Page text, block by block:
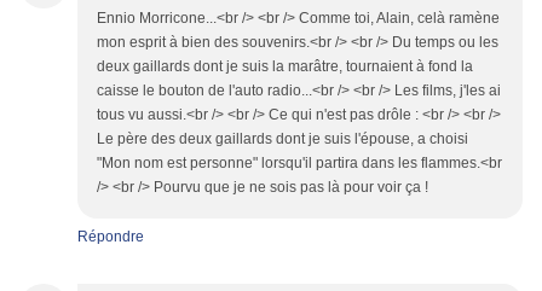
Ennio Morricone...<br /> <br /> Comme toi, Alain, celà ramène
mon esprit à bien des souvenirs.<br /> <br /> Du temps ou les
deux gaillards dont je suis la marâtre, tournaient à fond la
caisse le bouton de l'auto radio...<br /> <br /> Les films, j'les ai
tous vu aussi.<br /> <br /> Ce qui n'est pas drôle : <br /> <br />
Le père des deux gaillards dont je suis l'épouse, a choisi
"Mon nom est personne" lorsqu'il partira dans les flammes.<br
/> <br /> Pourvu que je ne sois pas là pour voir ça !
Répondre